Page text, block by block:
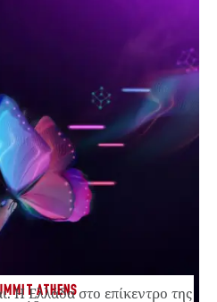
ATHENS
Η Ελλάδα στο επίκεντρο της